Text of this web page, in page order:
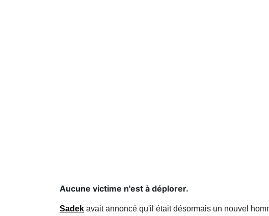
Aucune victime n'est à déplorer.
Sadek avait annoncé qu'il était désormais un nouvel